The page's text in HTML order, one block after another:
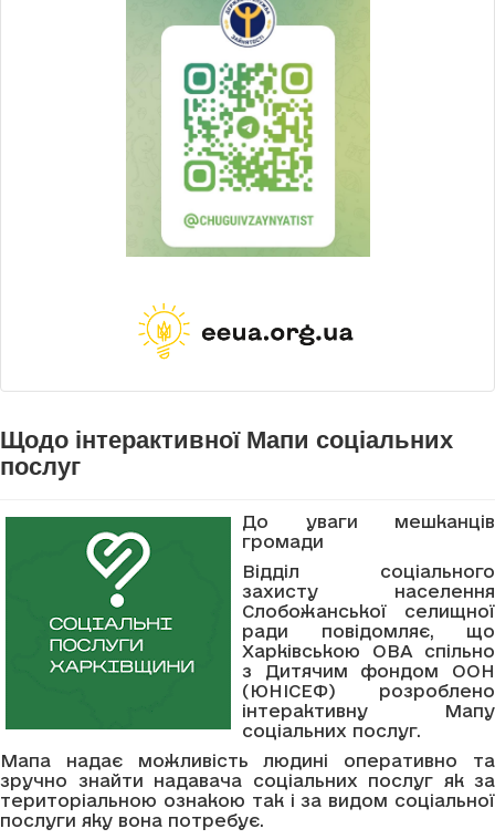
Щодо інтерактивної Мапи соціальних
послуг
До уваги мешканців
громади
Відділ соціального
захисту населення
Слобожанської селищної
ради повідомляє, що
Харківською ОВА спільно
з Дитячим фондом ООН
(ЮНІСЕФ) розроблено
інтерактивну Мапу
соціальних послуг.
Мапа надає можливість людині оперативно та
зручно знайти надавача соціальних послуг як за
територіальною ознакою так і за видом соціальної
послуги яку вона потребує.